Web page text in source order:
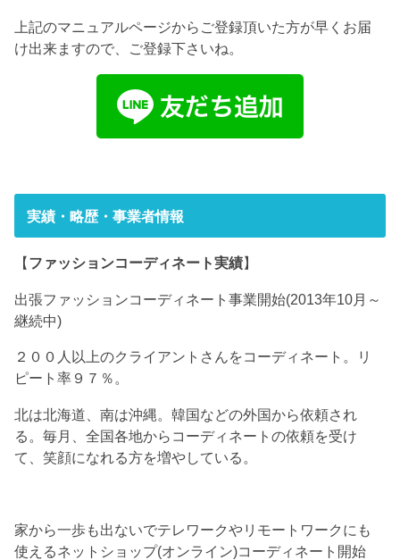
上記のマニュアルページからご登録頂いた方が早くお届
け出来ますので、ご登録下さいね。
実績・略歴・事業者情報
【 ファッションコーディネート実績】
出張ファッションコーディネート事業開始(2013年10月～
継続中)
２００人以上のクライアントさんをコーディネート。リ
ピート率９７％。
北は北海道、南は沖縄。韓国などの外国から依頼され
る。毎月、全国各地からコーディネートの依頼を受け
て、笑顔になれる方を増やしている。
家から一歩も出ないでテレワークやリモートワークにも
使えるネットショップ(オンライン)コーディネート開始